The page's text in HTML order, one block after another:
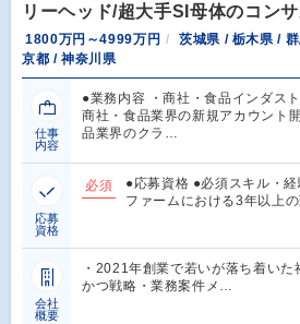
リーヘッド/超大手SI母体のコン
1800万円～4999万円
茨城県 / 栃木県 /
京都 / 神奈川県
仕事
内容
●業務内容 ・商社・食品インダス
商社・食品業界の新規アカウント
品業界のクラ…
応募
資格
必須
●応募資格 ●必須スキル・
ファームにおける3年以上
会社
概要
・2021年創業で若いが落ち着い
かつ戦略・業務案件メ…